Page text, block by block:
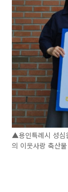
▲용인특례시 성심
의 이웃사랑 축산